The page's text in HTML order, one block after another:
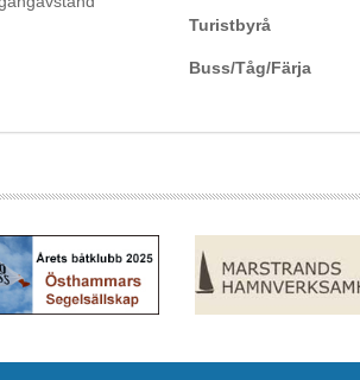
Turistbyrå
Buss/Tåg/Färja